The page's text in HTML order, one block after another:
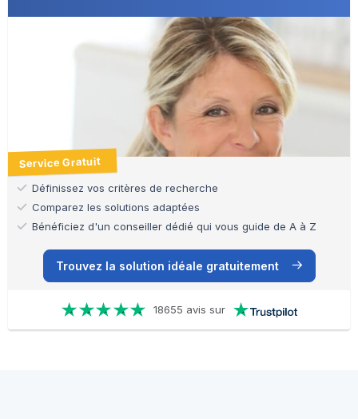
Service Gratuit
Définissez vos critères de recherche
Comparez les solutions adaptées
Bénéficiez d'un conseiller dédié qui vous guide de A à Z
Trouvez la solution idéale gratuitement
18655 avis sur